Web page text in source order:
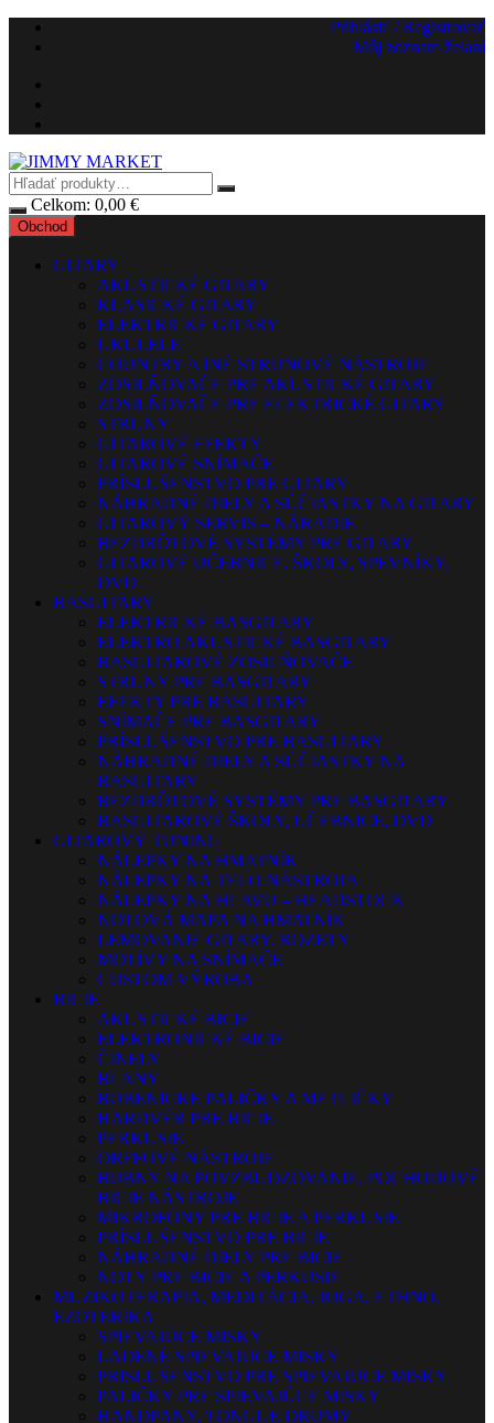
Preskočiť
Prihlásiť / Registrovať
Môj zoznam želaní
Celkom: 0,00 €
Obchod
GITARY
AKUSTICKÉ GITARY
KLASICKÉ GITARY
ELEKTRICKÉ GITARY
UKULELE
COUNTRY A INÉ STRUNOVÉ NÁSTROJE
ZOSILŇOVAČE PRE AKUSTICKÉ GITARY
ZOSILŇOVAČE PRE ELEKTRICKÉ GITARY
STRUNY
GITAROVÉ EFEKTY
GITAROVÉ SNÍMAČE
PRÍSLUŠENSTVO PRE GITARY
NÁHRADNÉ DIELY A SÚČIASTKY NA GITARY
GITAROVÝ SERVIS – NÁRADIE
BEZDRÔTOVÉ SYSTÉMY PRE GITARY
GITAROVÉ UČEBNICE, ŠKOLY, SPEVNÍKY,
DVD
BASGITARY
ELEKTRICKÉ BASGITARY
ELEKTRO AKUSTICKÉ BASGITARY
BASGITAROVÉ ZOSILŇOVAČE
STRUNY PRE BASGITARY
EFEKTY PRE BASGITARY
SNÍMAČE PRE BASGITARY
PRÍSLUŠENSTVO PRE BASGITARY
NÁHRADNÉ DIELY A SÚČIASTKY NA
BASGITARY
BEZDRÔTOVÉ SYSTÉMY PRE BASGITARY
BASGITAROVÉ ŠKOLY, UČEBNICE, DVD
GITAROVÝ TUNING
NÁLEPKY NA HMATNÍK
NÁLEPKY NA TELO NÁSTROJA
NÁLEPKY NA HLAVU – HEADSTOCK
NOTOVÁ MAPA NA HMATNÍK
LEMOVANIE GITARY, ROZETY
MOTÍVY NA SNÍMAČE
CUSTOM VÝROBA
BICIE
AKUSTICKÉ BICIE
ELEKTRONICKÉ BICIE
ČINELY
BLANY
BUBENÍCKE PALIČKY A METLIČKY
HARDVÉR PRE BICIE
PERKUSIE
ORFFOVÉ NÁSTROJE
BUBNY NA POVZBUDZOVANIE, POCHODOVÉ
BICIE NÁSTROJE
MIKROFÓNY PRE BICIE A PERKUSIE
PRÍSLUŠENSTVO PRE BICIE
NÁHRADNÉ DIELY PRE BICIE
NOTY PRE BICIE A PERKUSIE
MUZIKOTERAPIA, MEDITÁCIA, JOGA, ETHNO,
EZOTERIKA
SPIEVAJÚCE MISKY
LADENÉ SPIEVAJÚCE MISKY
PRISLUŠENSTVO PRE SPIEVAJÚCE MISKY
PALIČKY PRE SPIEVAJÚCE MISKY
HANDPANY, TONGUE DRUMY